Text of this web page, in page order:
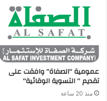
عمومية “الصفاة” وافقت على
تقديم ” التسوية الوقائية”
منذ 20 ساعة